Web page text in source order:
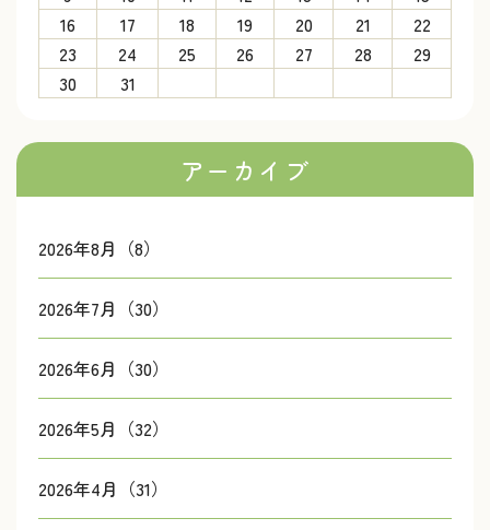
16
17 18 19 20 21
22
23
24 25 26 27 28
29
30
31
アーカイブ
2026年8月（8）
2026年7月（30）
2026年6月（30）
2026年5月（32）
2026年4月（31）